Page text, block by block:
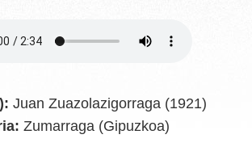
Juan Zuazolazigorraga (1921)
Zumarraga (Gipuzkoa)